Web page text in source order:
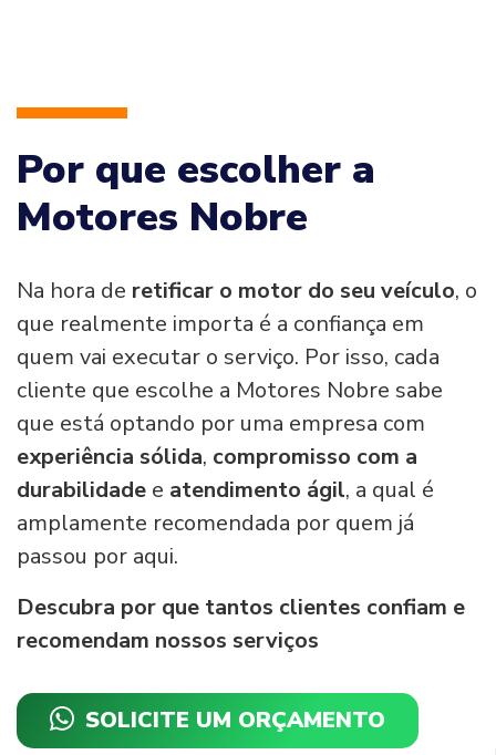
Por que escolher a
Motores Nobre
Na hora de retificar o motor do seu veículo, o
que realmente importa é a confiança em
quem vai executar o serviço. Por isso, cada
cliente que escolhe a Motores Nobre sabe
que está optando por uma empresa com
experiência sólida, compromisso com a
durabilidade e atendimento ágil, a qual é
amplamente recomendada por quem já
passou por aqui.
Descubra por que tantos clientes confiam e
recomendam nossos serviços
SOLICITE UM ORÇAMENTO